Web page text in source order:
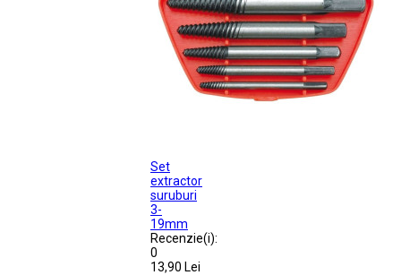
Set
extractor
suruburi
3-
19mm
Recenzie(i):
0
13,90 Lei